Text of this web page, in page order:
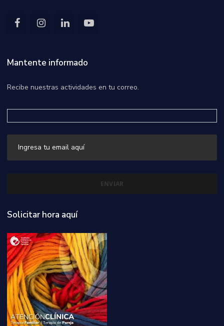
Mantente informado
Recibe nuestras actividades en tu correo.
Solicitar hora aquí